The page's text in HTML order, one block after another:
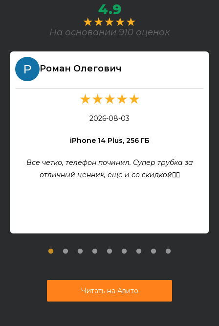
4.9
★★★★★
На основании 910 оценок
Роман Олегович
★★★★★
2026-08-03
iPhone 14 Plus, 256 ГБ
Все четко, телефон починил. Супер трубка за
отличный ценник, еще и со скидкой👍🏻
Читать на Авито